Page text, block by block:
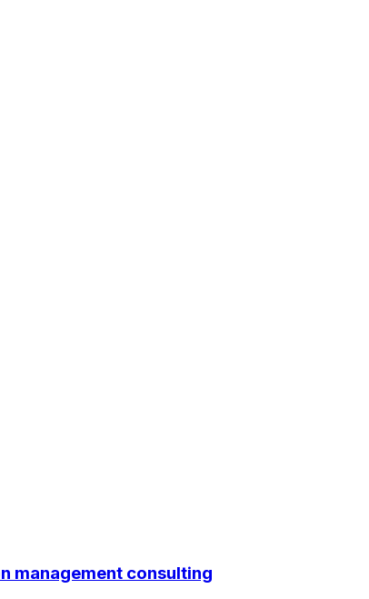
management consulting